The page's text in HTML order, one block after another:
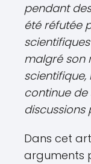
pendant
été réfutée
malgré son
continue
discussions
Dans cet
arguments